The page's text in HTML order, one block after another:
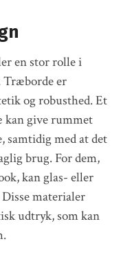
en stor rolle i
Træborde er
og robusthed. Et
kan give rummet
samtidig med at det
brug. For dem,
kan glas- eller
materialer
udtryk, som kan